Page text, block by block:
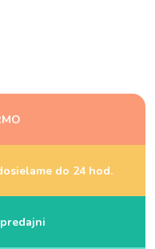
do 24 hod.